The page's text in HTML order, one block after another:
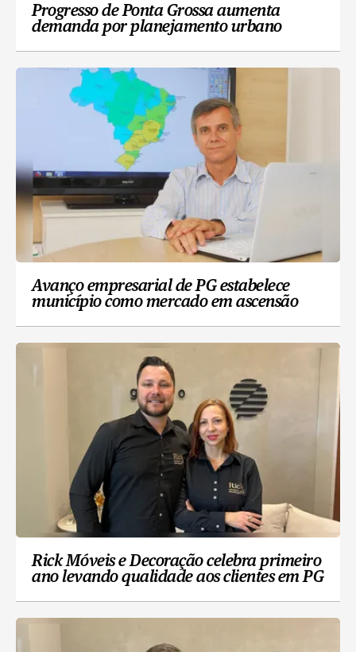
Progresso de Ponta Grossa aumenta
demanda por planejamento urbano
Avanço empresarial de PG estabelece
município como mercado em ascensão
Rick Móveis e Decoração celebra primeiro
ano levando qualidade aos clientes em PG